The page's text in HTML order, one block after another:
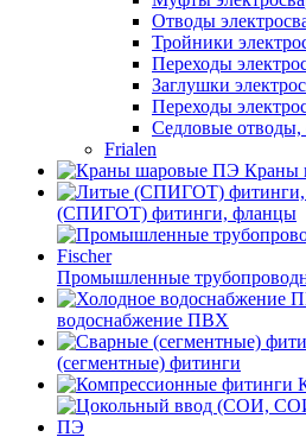
Отводы
Тройники
Переходы
Заглушки
Переходы
Седловые отводы,
Frialen
Краны
(СПИГОТ) фитинги, фланцы
Промышленные
водоснабжение ПВХ
(сегментные) фитинги